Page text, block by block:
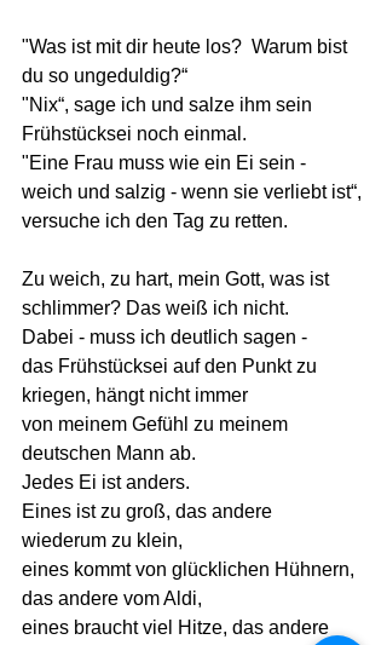
"Was ist mit dir heute los?  Warum bist
du so ungeduldig?“
"Nix“, sage ich und salze ihm sein
Frühstücksei noch einmal.
"Eine Frau muss wie ein Ei sein -
weich und salzig - wenn sie verliebt ist“,
versuche ich den Tag zu retten.
Zu weich, zu hart, mein Gott, was ist
schlimmer? Das weiß ich nicht.
Dabei - muss ich deutlich sagen -
das Frühstücksei auf den Punkt zu
kriegen, hängt nicht immer
von meinem Gefühl zu meinem
deutschen Mann ab.
Jedes Ei ist anders.
Eines ist zu groß, das andere
wiederum zu klein,
eines kommt von glücklichen Hühnern,
das andere vom Aldi,
eines braucht viel Hitze, das andere